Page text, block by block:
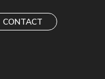
CONTACT